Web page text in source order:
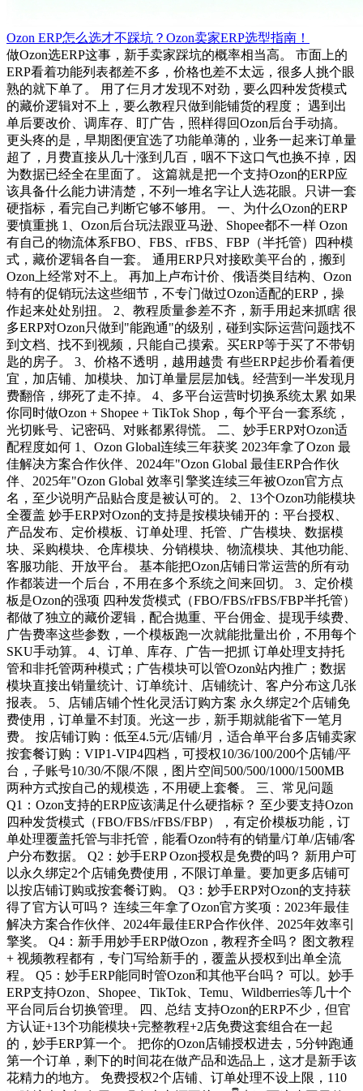
Ozon ERP怎么选才不踩坑？Ozon卖家ERP选型指南！
做Ozon选ERP这事，新手卖家踩坑的概率相当高。 市面上的
ERP看着功能列表都差不多，价格也差不太远，很多人挑个眼
熟的就下单了。 用了仨月才发现不对劲，要么四种发货模式
的藏价逻辑对不上，要么教程只做到能铺货的程度； 遇到出
单后要改价、调库存、盯广告，照样得回Ozon后台手动搞。
更头疼的是，早期图便宜选了功能单薄的，业务一起来订单量
超了，月费直接从几十涨到几百，咽不下这口气也换不掉，因
为数据已经全在里面了。 这篇就是把一个支持Ozon的ERP应
该具备什么能力讲清楚，不列一堆名字让人选花眼。只讲一套
硬指标，看完自己判断它够不够用。 一、为什么Ozon的ERP
要慎重挑 1、Ozon后台玩法跟亚马逊、Shopee都不一样 Ozon
有自己的物流体系FBO、FBS、rFBS、FBP（半托管）四种模
式，藏价逻辑各自一套。 通用ERP只对接欧美平台的，搬到
Ozon上经常对不上。 再加上卢布计价、俄语类目结构、Ozon
特有的促销玩法这些细节，不专门做过Ozon适配的ERP，操
作起来处处别扭。 2、教程质量参差不齐，新手用起来抓瞎 很
多ERP对Ozon只做到"能跑通"的级别，碰到实际运营问题找不
到文档、找不到视频，只能自己摸索。买ERP等于买了不带钥
匙的房子。 3、价格不透明，越用越贵 有些ERP起步价看着便
宜，加店铺、加模块、加订单量层层加钱。经营到一半发现月
费翻倍，绑死了走不掉。 4、多平台运营时切换系统太累 如果
你同时做Ozon + Shopee + TikTok Shop，每个平台一套系统，
光切账号、记密码、对账都累得慌。 二、妙手ERP对Ozon适
配程度如何 1、Ozon Global连续三年获奖 2023年拿了Ozon 最
佳解决方案合作伙伴、2024年"Ozon Global 最佳ERP合作伙
伴、2025年"Ozon Global 效率引擎奖连续三年被Ozon官方点
名，至少说明产品贴合度是被认可的。 2、13个Ozon功能模块
全覆盖 妙手ERP对Ozon的支持是按模块铺开的：平台授权、
产品发布、定价模板、订单处理、托管、广告模块、数据模
块、采购模块、仓库模块、分销模块、物流模块、其他功能、
客服功能、开放平台。 基本能把Ozon店铺日常运营的所有动
作都装进一个后台，不用在多个系统之间来回切。 3、定价模
板是Ozon的强项 四种发货模式（FBO/FBS/rFBS/FBP半托管）
都做了独立的藏价逻辑，配合抛重、平台佣金、提现手续费、
广告费率这些参数，一个模板跑一次就能批量出价，不用每个
SKU手动算。 4、订单、库存、广告一把抓 订单处理支持托
管和非托管两种模式；广告模块可以管Ozon站内推广；数据
模块直接出销量统计、订单统计、店铺统计、客户分布这几张
报表。 5、店铺店铺个性化灵活订购方案 永久绑定2个店铺免
费使用，订单量不封顶。光这一步，新手期就能省下一笔月
费。 按店铺订购：低至4.5元/店铺/月，适合单平台多店铺卖家
按套餐订购：VIP1-VIP4四档，可授权10/36/100/200个店铺/平
台，子账号10/30/不限/不限，图片空间500/500/1000/1500MB
两种方式按自己的规模选，不用硬上套餐。 三、常见问题
Q1：Ozon支持的ERP应该满足什么硬指标？ 至少要支持Ozon
四种发货模式（FBO/FBS/rFBS/FBP），有定价模板功能，订
单处理覆盖托管与非托管，能看Ozon特有的销量/订单/店铺/客
户分布数据。 Q2：妙手ERP Ozon授权是免费的吗？ 新用户可
以永久绑定2个店铺免费使用，不限订单量。要加更多店铺可
以按店铺订购或按套餐订购。 Q3：妙手ERP对Ozon的支持获
得了官方认可吗？ 连续三年拿了Ozon官方奖项：2023年最佳
解决方案合作伙伴、2024年最佳ERP合作伙伴、2025年效率引
擎奖。 Q4：新手用妙手ERP做Ozon，教程齐全吗？ 图文教程
+ 视频教程都有，专门写给新手的，覆盖从授权到出单全流
程。 Q5：妙手ERP能同时管Ozon和其他平台吗？ 可以。妙手
ERP支持Ozon、Shopee、TikTok、Temu、Wildberries等几十个
平台同后台切换管理。 四、总结 支持Ozon的ERP不少，但官
方认证+13个功能模块+完整教程+2店免费这套组合在一起
的，妙手ERP算一个。 把你的Ozon店铺授权进去，5分钟跑通
第一个订单，剩下的时间花在做产品和选品上，这才是新手该
花精力的地方。 免费授权2个店铺、订单处理不设上限，110